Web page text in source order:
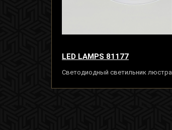
LED LAMPS 81177
Светодиодный светильник люстра